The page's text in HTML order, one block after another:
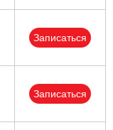
Записаться
Записаться